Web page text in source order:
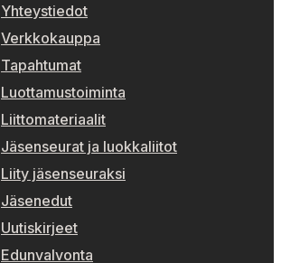
Yhteystiedot
Verkkokauppa
Tapahtumat
Luottamustoiminta
Liittomateriaalit
Jäsenseurat ja luokkaliitot
Liity jäsenseuraksi
Jäsenedut
Uutiskirjeet
Edunvalvonta